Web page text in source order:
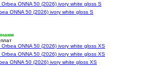
ONNA 50 (2026) ivory white gloss S
ONNA 50 (2026) ivory white gloss XS